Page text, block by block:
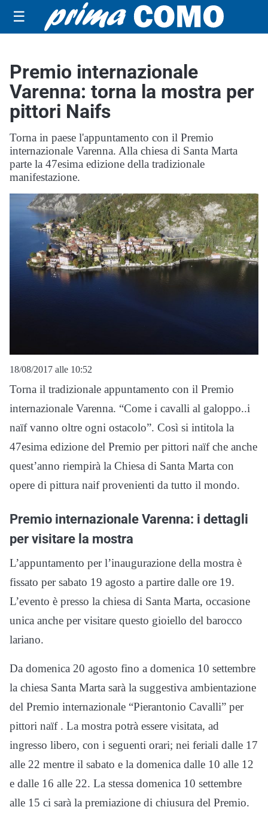
☰
Premio internazionale
Varenna: torna la mostra per
pittori Naifs
Torna in paese l'appuntamento con il Premio
internazionale Varenna. Alla chiesa di Santa Marta
parte la 47esima edizione della tradizionale
manifestazione.
18/08/2017 alle 10:52
Torna il tradizionale appuntamento con il Premio
internazionale Varenna. “Come i cavalli al galoppo..i
naïf vanno oltre ogni ostacolo”. Così si intitola la
47esima edizione del Premio per pittori naïf che anche
quest’anno riempirà la Chiesa di Santa Marta con
opere di pittura naif provenienti da tutto il mondo.
Premio internazionale Varenna: i dettagli
per visitare la mostra
L’appuntamento per l’inaugurazione della mostra è
fissato per sabato 19 agosto a partire dalle ore 19.
L’evento è presso la chiesa di Santa Marta, occasione
unica anche per visitare questo gioiello del barocco
lariano.
Da domenica 20 agosto fino a domenica 10 settembre
la chiesa Santa Marta sarà la suggestiva ambientazione
del Premio internazionale “Pierantonio Cavalli” per
pittori naïf . La mostra potrà essere visitata, ad
ingresso libero, con i seguenti orari; nei feriali dalle 17
alle 22 mentre il sabato e la domenica dalle 10 alle 12
e dalle 16 alle 22. La stessa domenica 10 settembre
alle 15 ci sarà la premiazione di chiusura del Premio.